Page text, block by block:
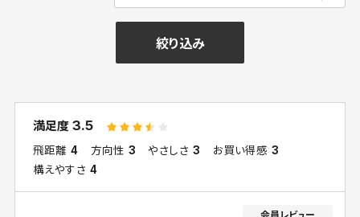
絞り込み
満足度3.5
飛距離 4 方向性 3 やさしさ 3 お買い得感 3
構えやすさ 4